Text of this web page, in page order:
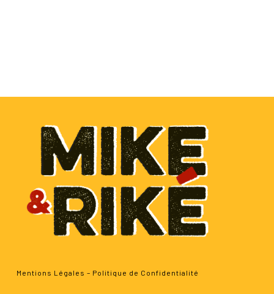
Mentions Légales – Politique de Confidentialité